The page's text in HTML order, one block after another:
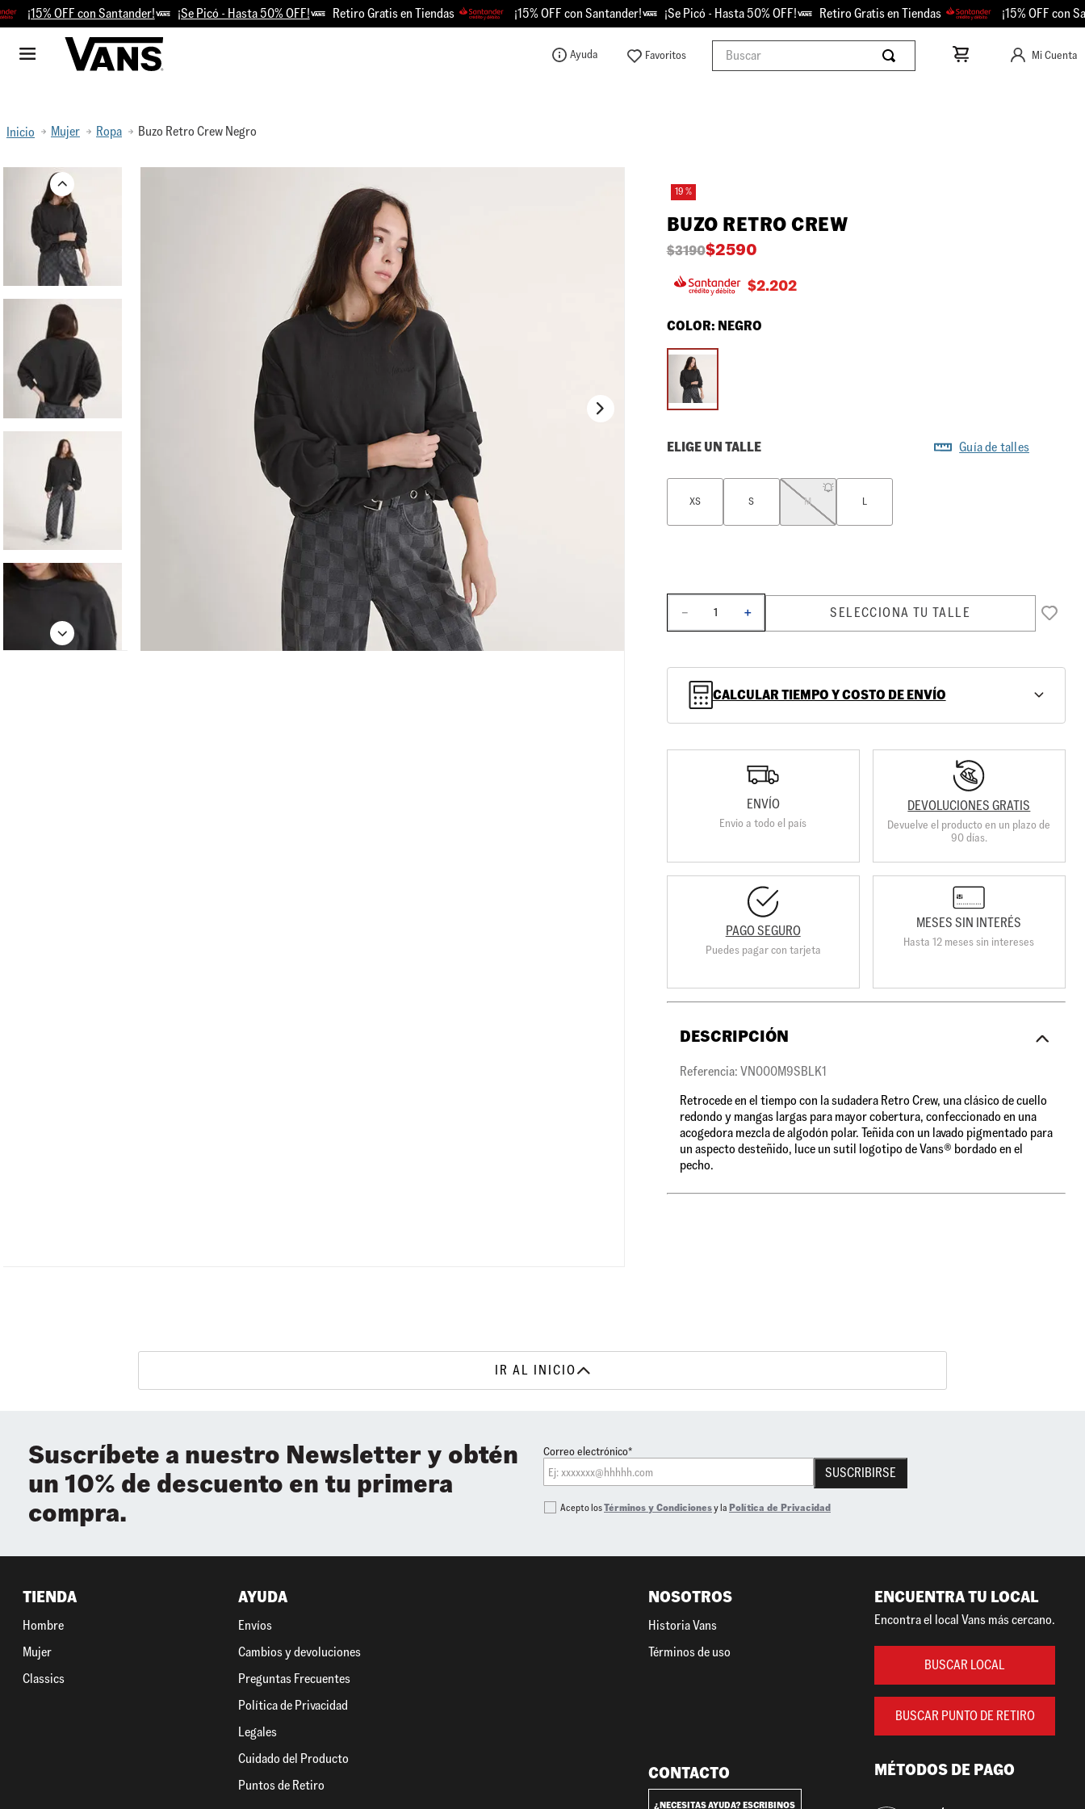
¡15% OFF con Santander! ¡Se Picó - Hasta 50% OFF! Retiro Gratis en Tiendas ¡15% OFF con Santander! ¡Se Picó - Hasta 50% OFF! Retiro Gratis en Tiendas ¡15% OFF con
Ayuda Buscar
Mi Cuenta
Mujer Ropa Buzo Retro Crew Negro
19 %
BUZO RETRO CREW
$2590
$3190
$2.202
COLOR: NEGRO
ELIGE UN TALLE Guía de talles
L
M
S
XS
＋
－ SELECCIONA TU TALLE
CALCULAR TIEMPO Y COSTO DE ENVÍO
ENVÍO
Envio a todo el país
DEVOLUCIONES GRATIS
Devuelve el producto en un plazo de
90 días.
PAGO SEGURO
Puedes pagar con tarjeta
MESES SIN INTERÉS
Hasta 12 meses sin intereses
DESCRIPCIÓN
Referencia: VN000M9SBLK1
Retrocede en el tiempo con la sudadera Retro Crew, una clásico de cuello
redondo y mangas largas para mayor cobertura, confeccionado en una
acogedora mezcla de algodón polar. Teñida con un lavado pigmentado para
un aspecto desteñido, luce un sutil logotipo de Vans® bordado en el
pecho.
IR AL INICIO
Suscríbete a nuestro Newsletter y obtén
un 10% de descuento en tu primera
compra.
Correo electrónico*
SUSCRIBIRSE
Acepto losTérminos y Condicionesy la Política de Privacidad
TIENDA
Hombre
Mujer
Classics
AYUDA
Envíos
Cambios y devoluciones
Preguntas Frecuentes
Política de Privacidad
Legales
Cuidado del Producto
Puntos de Retiro
NOSOTROS
Historia Vans
Términos de uso
ENCUENTRA TU LOCAL
Encontra el local Vans más cercano.
BUSCAR LOCAL
BUSCAR PUNTO DE RETIRO
CONTACTO
¿NECESITAS AYUDA? ESCRIBINOS
MÉTODOS DE PAGO
3.
sk8-hi
4.
.
crosspath
7.
authentic
8.
vans knu
.
vans hylane
loafers